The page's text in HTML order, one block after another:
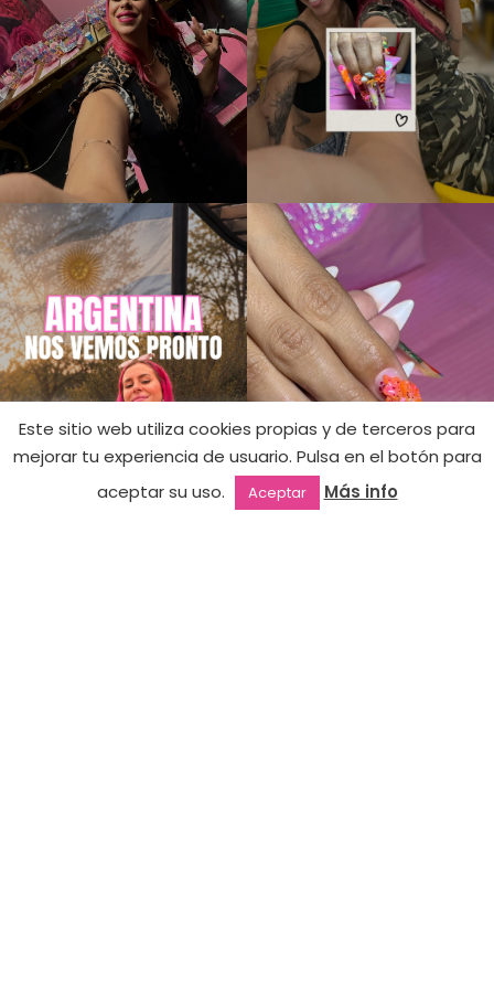
Este sitio web utiliza cookies propias y de terceros para
mejorar tu experiencia de usuario. Pulsa en el botón para
aceptar su uso.
Aceptar Más info